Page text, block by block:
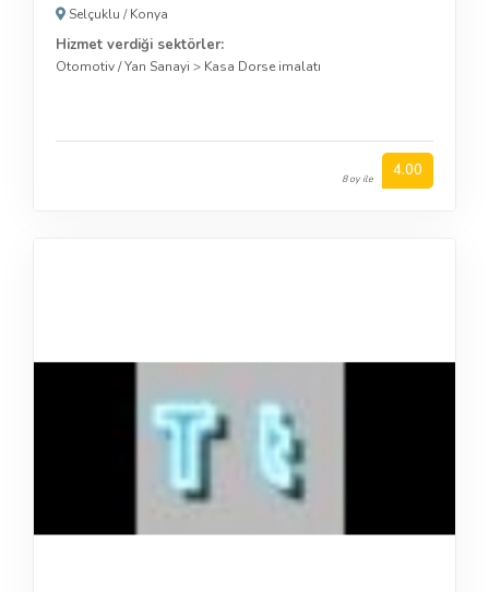
Selçuklu /Konya
Hizmet verdiği sektörler:
Otomotiv / Yan Sanayi > Kasa Dorse imalatı
8 oy ile 4.00